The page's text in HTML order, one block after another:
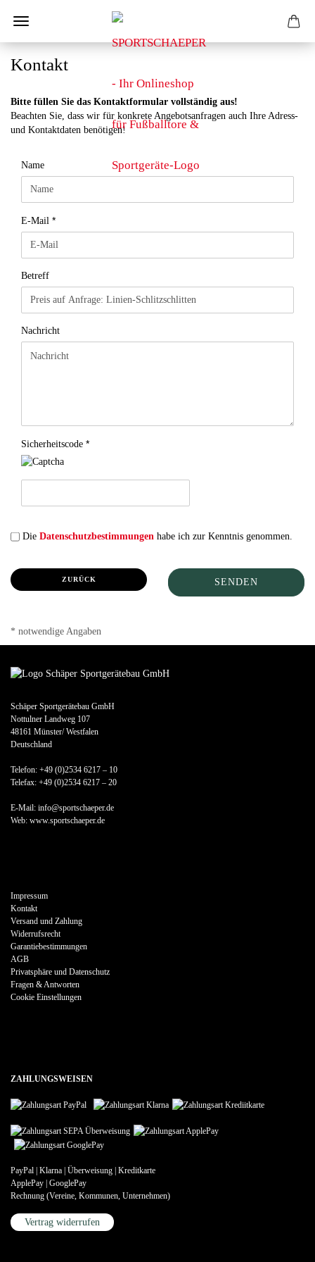
Kontakt
Bitte füllen Sie das Kontaktformular vollständig aus!
Beachten Sie, dass wir für konkrete Angebotsanfragen auch Ihre Adress-
und Kontaktdaten benötigen!
KONTAKT
Name
E-Mail
Betreff
Nachricht
Sicherheitscode
DATENSCHUTZBESTIMMUNGEN
Die Datenschutzbestimmungen habe ich zur Kenntnis genommen.
ZURÜCK SENDEN
* notwendige Angaben
Schäper Sportgerätebau GmbH
Nottulner Landweg 107
48161 Münster/ Westfalen
Deutschland
Telefon: +49 (0)2534 6217 – 10
Telefax: +49 (0)2534 6217 – 20
E-Mail: info@sportschaeper.de
Web: www.sportschaeper.de
Impressum
Kontakt
Versand und Zahlung
Widerrufsrecht
Garantiebestimmungen
AGB
Privatsphäre und Datenschutz
Fragen & Antworten
Cookie Einstellungen
ZAHLUNGSWEISEN
PayPal | Klarna | Überweisung | Kreditkarte
ApplePay | GooglePay
Rechnung (Vereine, Kommunen, Unternehmen)
Vertrag widerrufen